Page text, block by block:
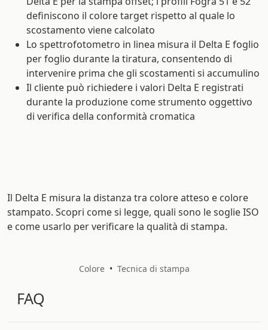
definiscono il colore target rispetto al quale lo
scostamento viene calcolato
Lo spettrofotometro in linea misura il Delta E foglio
per foglio durante la tiratura, consentendo di
intervenire prima che gli scostamenti si accumulino
Il cliente può richiedere i valori Delta E registrati
durante la produzione come strumento oggettivo
di verifica della conformità cromatica
FAQ
Il Delta E misura la distanza tra colore atteso e colore
stampato. Scopri come si legge, quali sono le soglie ISO
e come usarlo per verificare la qualità di stampa.
Colore • Tecnica di stampa